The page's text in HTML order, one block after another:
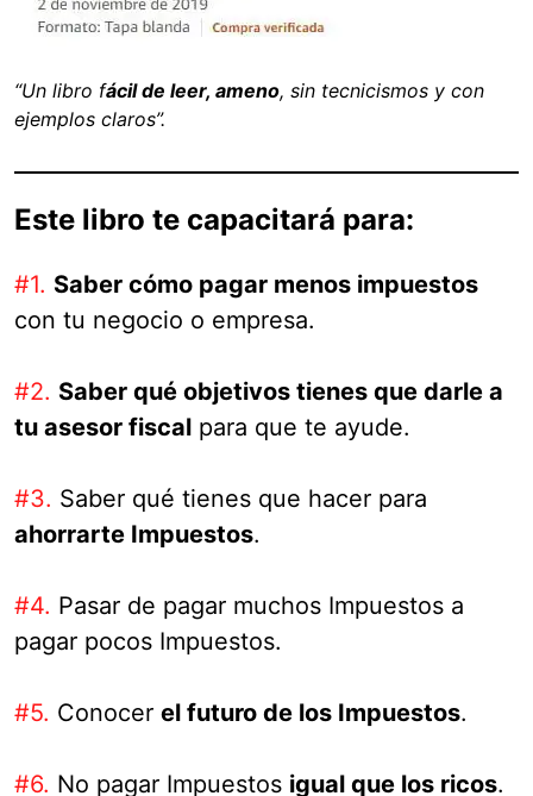
“Un libro fácil de leer, ameno, sin tecnicismos y con
ejemplos claros”.
Este libro te capacitará para:
#1. Saber cómo pagar menos impuestos
con tu negocio o empresa.
#2. Saber qué objetivos tienes que darle a
tu asesor fiscal para que te ayude.
#3. Saber qué tienes que hacer para
ahorrarte Impuestos.
#4. Pasar de pagar muchos Impuestos a
pagar pocos Impuestos.
#5. Conocer el futuro de los Impuestos.
#6. No pagar Impuestos igual que los ricos.